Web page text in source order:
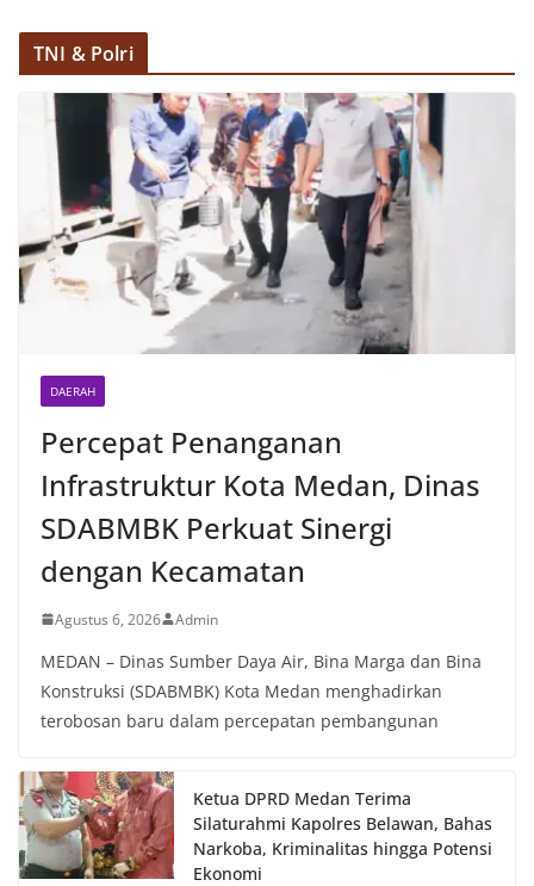
secara bersama-sama.‎‎Kehadiran
Bhabinkamtibmas di tengah-tengah warga
diharapkan dapat semakin mempererat
hubungan kemitraan antara Polri dan
masyarakat, sekaligus membangun kesadaran
kolektif warga akan pentingnya menjaga
keamanan, ketertiban, dan kekompakan
lingkungan, khususnya dalam menyambut
momentum bersejarah HUT Kemerdekaan
Republik Indonesia.‎Kegiatan sambang ini
rencananya akan terus dilaksanakan secara rutin
oleh Bhabinkamtibmas di wilayah Kelurahan
Sunggal sebagai bagian dari upaya menciptakan
situasi Kamtibmas yang aman dan kondusif,
TNI & Polri
DAERAH
Percepat Penanganan
Infrastruktur Kota Medan, Dinas
SDABMBK Perkuat Sinergi
dengan Kecamatan
Agustus 6, 2026 Admin
MEDAN – Dinas Sumber Daya Air, Bina Marga dan Bina
Konstruksi (SDABMBK) Kota Medan menghadirkan
terobosan baru dalam percepatan pembangunan
Ketua DPRD Medan Terima
Silaturahmi Kapolres Belawan, Bahas
Narkoba, Kriminalitas hingga Potensi
Ekonomi